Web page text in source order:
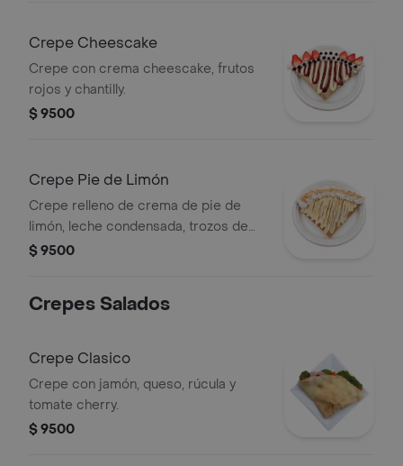
Crepe Cheescake
Crepe con crema cheescake, frutos
rojos y chantilly.
$ 9500
Crepe Pie de Limón
Crepe relleno de crema de pie de
limón, leche condensada, trozos de
galleta de vainilla y chantilly.
$ 9500
Crepes Salados
Crepe Clasico
Crepe con jamón, queso, rúcula y
tomate cherry.
$ 9500